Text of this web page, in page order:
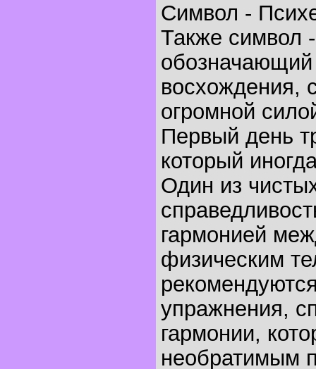
Символ -
Также символ
обозначающий
восхождения,
огромной
Первый день
который
Один из
гармонией
физическим
упражнения,
гармонии,
необратимым